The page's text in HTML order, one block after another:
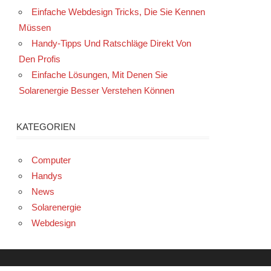
Einfache Webdesign Tricks, Die Sie Kennen
Müssen
Handy-Tipps Und Ratschläge Direkt Von
Den Profis
Einfache Lösungen, Mit Denen Sie
Solarenergie Besser Verstehen Können
KATEGORIEN
Computer
Handys
News
Solarenergie
Webdesign